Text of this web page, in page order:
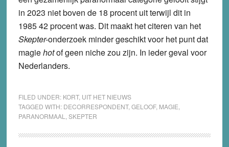
in 2023 niet boven de 18 procent uit terwijl dit in
1985 42 procent was. Dit maakt het citeren van het
Skepter-onderzoek minder geschikt voor het punt dat
magiehotof geen niche zou zijn. In ieder geval voor
Nederlanders.
FILED UNDER: KORT, UIT HET NIEUWS
TAGGED WITH: DECORRESPONDENT, GELOOF, MAGIE
PARANORMAAL
SKEPTER